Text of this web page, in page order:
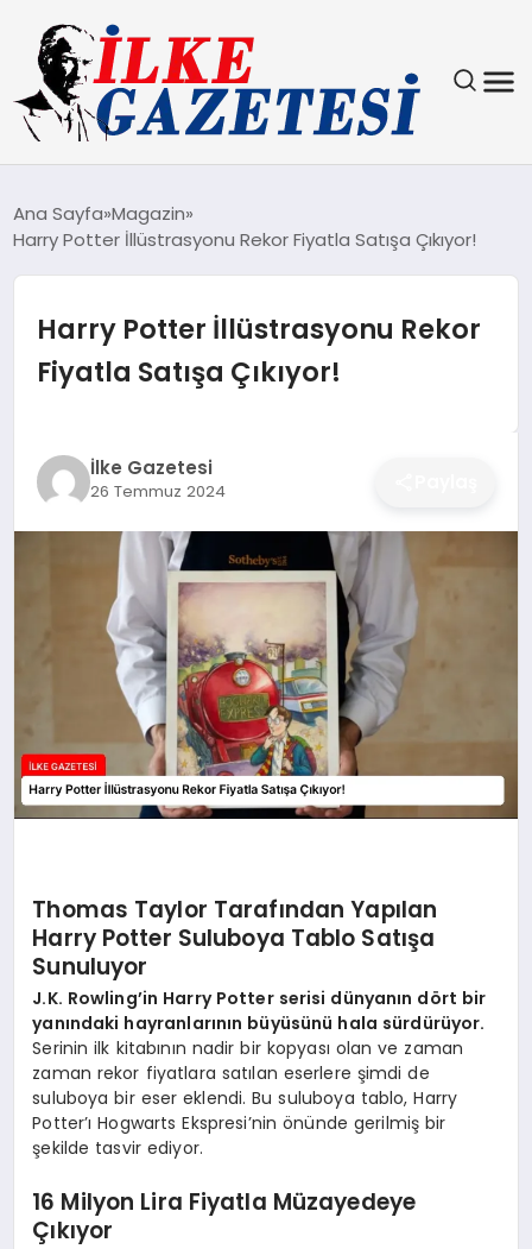
TEKNOLOJI
SPOR
SAĞLIK
EKONOMI
Ana Sayfa Magazin
Harry Potter İllüstrasyonu Rekor Fiyatla Satışa Çıkıyor!
Harry Potter İllüstrasyonu Rekor
Fiyatla Satışa Çıkıyor!
İlke Gazetesi
26 Temmuz 2024
Thomas Taylor Tarafından Yapılan
Harry Potter Suluboya Tablo Satışa
Sunuluyor
J.K. Rowling’in Harry Potter serisi dünyanın dört bir
yanındaki hayranlarının büyüsünü hala sürdürüyor.
Serinin ilk kitabının nadir bir kopyası olan ve zaman
zaman rekor fiyatlara satılan eserlere şimdi de
suluboya bir eser eklendi. Bu suluboya tablo, Harry
Potter’ı Hogwarts Ekspresi’nin önünde gerilmiş bir
şekilde tasvir ediyor.
16 Milyon Lira Fiyatla Müzayedeye
Çıkıyor